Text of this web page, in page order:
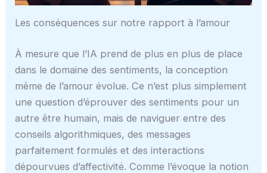
Les conséquences sur notre rapport à l’amour
À mesure que l’IA prend de plus en plus de place
dans le domaine des sentiments, la conception
même de l’amour évolue. Ce n’est plus simplement
une question d’éprouver des sentiments pour un
autre être humain, mais de naviguer entre des
conseils algorithmiques, des messages
parfaitement formulés et des interactions
dépourvues d’affectivité. Comme l’évoque la notion